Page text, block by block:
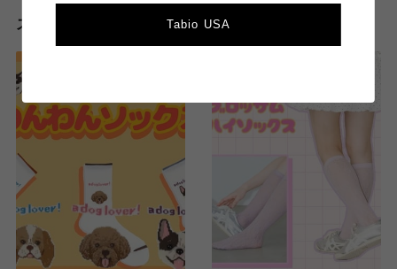
スタッフのその他のブログはこちら
Tabio USA